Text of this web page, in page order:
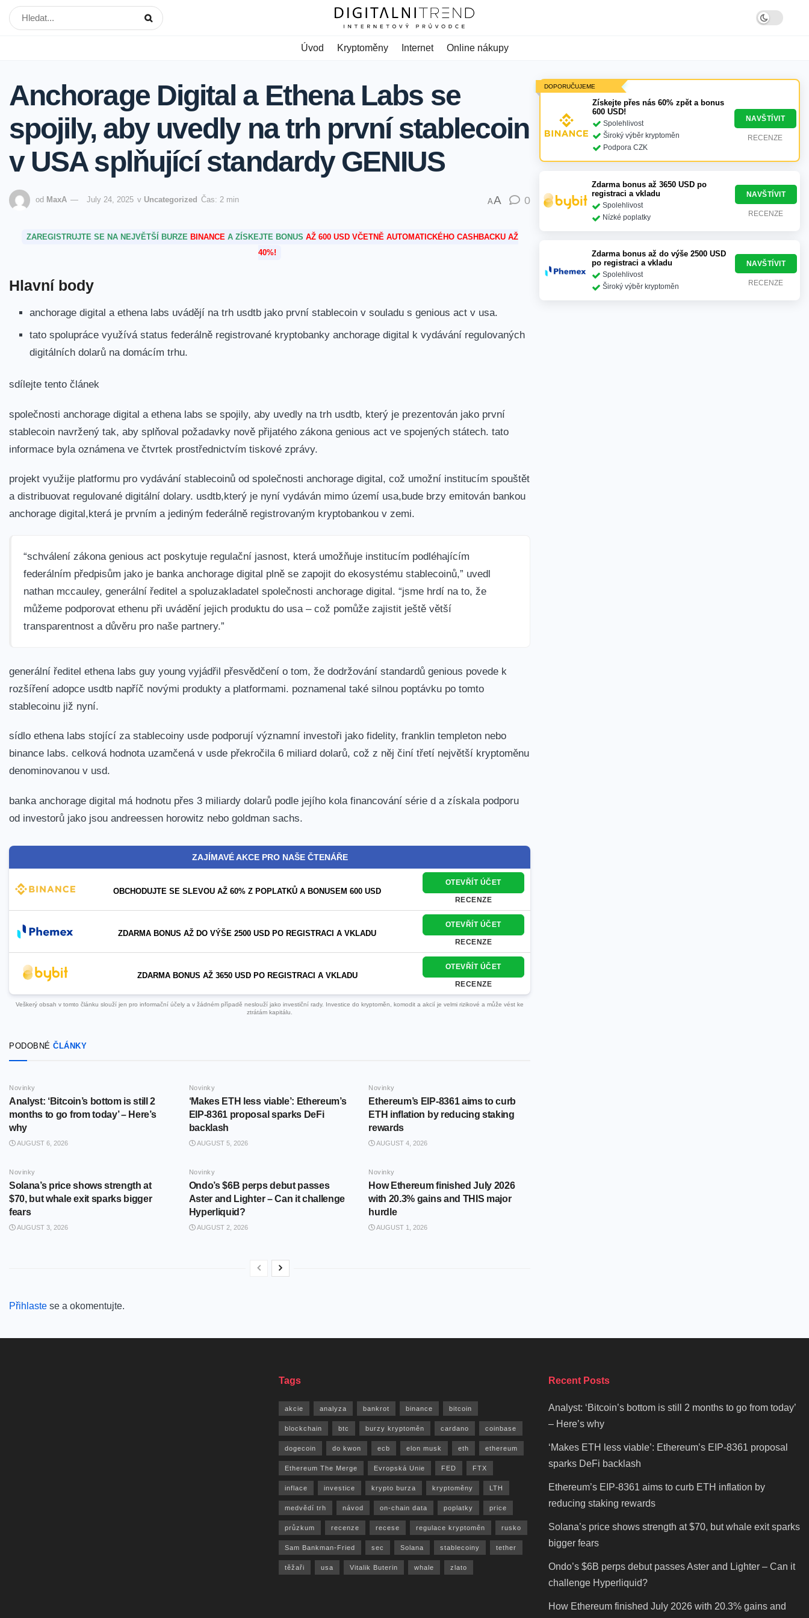
Úvod Kryptoměny Internet Online nákupy
Anchorage Digital a Ethena Labs se
spojily, aby uvedly na trh první stablecoin
v USA splňující standardy GENIUS
od MaxA July 24, 2025 v Uncategorized Čas: 2 min AA 0
ZAREGISTRUJTE SE NA NEJVĚTŠÍ BURZE BINANCEA ZÍSKEJTE BONUS AŽ 600 USD VČETNĚ AUTOMATICKÉHO CASHBACKU AŽ
40%!
Hlavní body
anchorage digital a ethena labs uvádějí na trh usdtb jako první stablecoin v souladu s genious act v usa.
tato spolupráce využívá status federálně registrované kryptobanky anchorage digital k vydávání regulovaných
digitálních dolarů na domácím trhu.
sdílejte tento článek
společnosti anchorage digital a ethena labs se spojily, aby uvedly na trh usdtb, který je prezentován jako první
stablecoin navržený tak, aby splňoval požadavky nově přijatého zákona genious act ve spojených státech. tato
informace byla oznámena ve čtvrtek prostřednictvím tiskové zprávy.
projekt využije platformu pro vydávání stablecoinů od společnosti anchorage digital, což umožní institucím spouštět
a distribuovat regulované digitální dolary. usdtb,který je nyní vydáván mimo území usa,bude brzy emitován bankou
anchorage digital,která je prvním a jediným federálně registrovaným kryptobankou v zemi.
“schválení zákona genious act poskytuje regulační jasnost, která umožňuje institucím podléhajícím
federálním předpisům jako je banka anchorage digital plně se zapojit do ekosystému stablecoinů,” uvedl
nathan mccauley, generální ředitel a spoluzakladatel společnosti anchorage digital. “jsme hrdí na to, že
můžeme podporovat ethenu při uvádění jejich produktu do usa – což pomůže zajistit ještě větší
transparentnost a důvěru pro naše partnery.”
generální ředitel ethena labs guy young vyjádřil přesvědčení o tom, že dodržování standardů genious povede k
rozšíření adopce usdtb napříč novými produkty a platformami. poznamenal také silnou poptávku po tomto
stablecoinu již nyní.
sídlo ethena labs stojící za stablecoiny usde podporují významní investoři jako fidelity, franklin templeton nebo
binance labs. celková hodnota uzamčená v usde překročila 6 miliard dolarů, což z něj činí třetí největší kryptoměnu
denominovanou v usd.
banka anchorage digital má hodnotu přes 3 miliardy dolarů podle jejího kola financování série d a získala podporu
od investorů jako jsou andreessen horowitz nebo goldman sachs.
ZAJÍMAVÉ AKCE PRO NAŠE ČTENÁŘE
OBCHODUJTE SE SLEVOU AŽ 60% Z POPLATKŮ A BONUSEM 600 USD
OTEVŘÍT ÚČET
RECENZE
ZDARMA BONUS AŽ DO VÝŠE 2500 USD PO REGISTRACI A VKLADU
OTEVŘÍT ÚČET
RECENZE
ZDARMA BONUS AŽ 3650 USD PO REGISTRACI A VKLADU
OTEVŘÍT ÚČET
RECENZE
Veškerý obsah v tomto článku slouží jen pro informační účely a v žádném případě neslouží jako investiční rady. Investice do kryptoměn, komodit a akcií je velmi rizikové a může vést ke
ztrátám kapitálu.
PODOBNÉ ČLÁNKY
Novinky
Analyst: ‘Bitcoin’s bottom is still 2
months to go from today’ – Here’s
why
AUGUST 6, 2026
Novinky
‘Makes ETH less viable’: Ethereum’s
EIP-8361 proposal sparks DeFi
backlash
AUGUST 5, 2026
Novinky
Ethereum’s EIP-8361 aims to curb
ETH inflation by reducing staking
rewards
AUGUST 4, 2026
Novinky
Solana’s price shows strength at
$70, but whale exit sparks bigger
fears
AUGUST 3, 2026
Novinky
Ondo’s $6B perps debut passes
Aster and Lighter – Can it challenge
Hyperliquid?
AUGUST 2, 2026
Novinky
How Ethereum finished July 2026
with 20.3% gains and THIS major
hurdle
AUGUST 1, 2026
Přihlaste se a okomentujte.
DOPORUČUJEME
Získejte přes nás 60% zpět a bonus
600 USD!
Spolehlivost
Široký výběr kryptoměn
Podpora CZK
NAVŠTÍVIT
RECENZE
Zdarma bonus až 3650 USD po
registraci a vkladu
Spolehlivost
Nízké poplatky
NAVŠTÍVIT
RECENZE
Zdarma bonus až do výše 2500 USD
po registraci a vkladu
Spolehlivost
Široký výběr kryptoměn
NAVŠTÍVIT
RECENZE
Tags
akcie analyza bankrot binance bitcoin
blockchain btc burzy kryptoměn cardano coinbase
dogecoin do kwon ecb elon musk eth ethereum
Ethereum The Merge Evropská Unie FED FTX
inflace investice krypto burza kryptoměny LTH
medvědí trh návod on-chain data poplatky price
průzkum recenze recese regulace kryptoměn rusko
Sam Bankman-Fried sec Solana stablecoiny tether
těžaři usa Vitalik Buterin whale zlato
Recent Posts
Analyst: ‘Bitcoin’s bottom is still 2 months to go from today’
– Here’s why
‘Makes ETH less viable’: Ethereum’s EIP-8361 proposal
sparks DeFi backlash
Ethereum’s EIP-8361 aims to curb ETH inflation by
reducing staking rewards
Solana’s price shows strength at $70, but whale exit sparks
bigger fears
Ondo’s $6B perps debut passes Aster and Lighter – Can it
challenge Hyperliquid?
How Ethereum finished July 2026 with 20.3% gains and